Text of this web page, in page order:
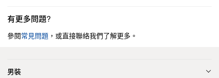
有更多問題?
參閱常見問題 ，或直接聯絡我們了解更多。
男裝